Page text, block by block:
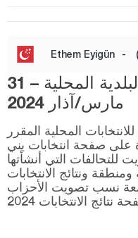
كابادوز
كاباتشا
كومرو
مسعودية
بيرشيمبيه
Ethem Eyigün -
المرشحون للانتخابات البلدية المحلية – 31
مارس/آذار 2024
المحلية المقرر
موجودة على صفحة انتخابات يني
التي أنشأتها
في 81 ولاية ومنطقة ونتائج الانتخابات
نسب تصويت الأحزاب